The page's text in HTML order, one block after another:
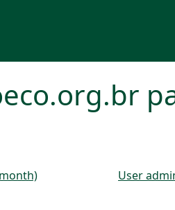
User